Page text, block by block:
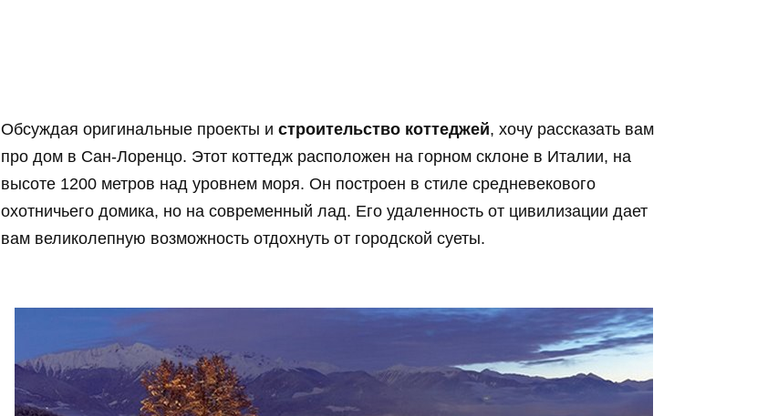
Обсуждая оригинальные проекты и строительство коттеджей, хочу рассказать вам
про дом в Сан-Лоренцо. Этот коттедж расположен на горном склоне в Италии, на
высоте 1200 метров над уровнем моря. Он построен в стиле средневекового
охотничьего домика, но на современный лад. Его удаленность от цивилизации дает
вам великолепную возможность отдохнуть от городской суеты.